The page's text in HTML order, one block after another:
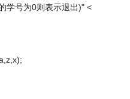
学号为0则表示退出)" <